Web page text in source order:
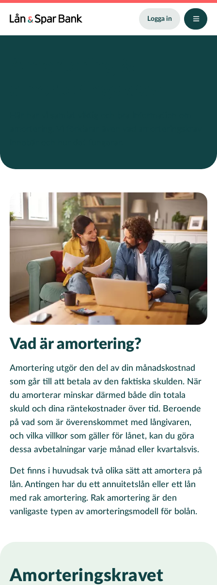
Hoppa
Logga in
Vad är amortering?
Amortering utgör den del av din månadskostnad
som går till att betala av den faktiska skulden. När
du amorterar minskar därmed både din totala
skuld och dina räntekostnader över tid. Beroende
på vad som är överenskommet med långivaren,
och vilka villkor som gäller för lånet, kan du göra
dessa avbetalningar varje månad eller kvartalsvis.
Det finns i huvudsak två olika sätt att amortera på
lån. Antingen har du ett annuitetslån eller ett lån
med rak amortering. Rak amortering är den
vanligaste typen av amorteringsmodell för bolån.
Amorteringskravet